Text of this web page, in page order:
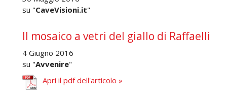
su "CaveVisioni.it"
Il mosaico a vetri del giallo di Raffaelli
4 Giugno 2016
su "Avvenire"
Apri il pdf dell'articolo »